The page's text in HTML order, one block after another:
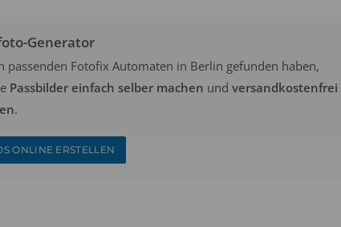
Generator
passenden Fotofix Automaten in Berlin gefunden haben,
Passbilder einfach selber machen und versandkostenfrei
.
ONLINE ERSTELLEN